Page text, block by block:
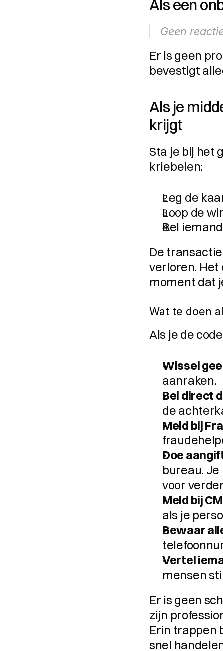
Als een
Geen
Er is geen
bevestigt
Als je
krijgt
Sta je bij het
kriebelen:
Leg de
Loop de
Bel
De
verloren. Het
moment dat
Wat te doen
Als je de
Wissel
aanraken.
Bel direct
de
Meld bij
Doe
bureau.
voor
Meld bij
als je
Bewaar
Vertel
mensen
Er is geen
zijn
Erin trappen
snel